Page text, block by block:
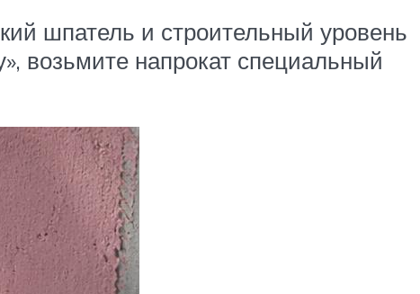
шпатель и строительный уровень
возьмите напрокат специальный